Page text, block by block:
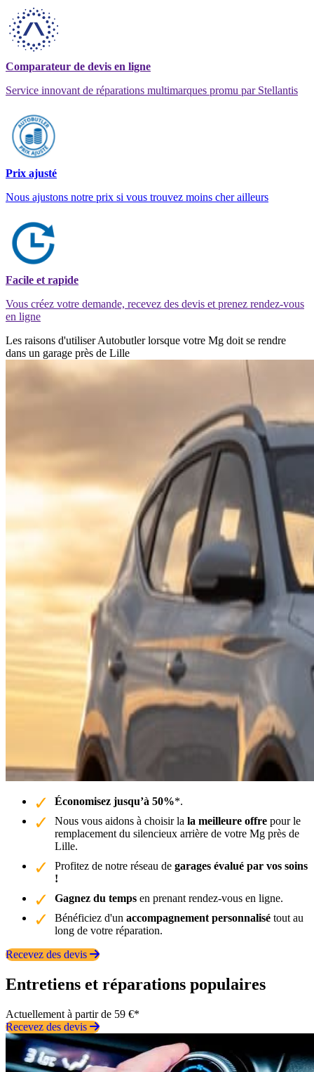
Comparateur de devis en ligne
Service innovant de réparations multimarques promu par Stellantis
Prix ajusté
Nous ajustons notre prix si vous trouvez moins cher ailleurs
Facile et rapide
Vous créez votre demande, recevez des devis et prenez rendez-vous
en ligne
Les raisons d'utiliser Autobutler lorsque votre Mg doit se rendre
dans un garage près de Lille
Économisez jusqu’à 50%*.
Nous vous aidons à choisir la la meilleure offre pour le
remplacement du silencieux arrière de votre Mg près de
Lille.
Profitez de notre réseau de garages évalué par vos soins
!
Gagnez du temps en prenant rendez-vous en ligne.
Bénéficiez d'un accompagnement personnalisé tout au
long de votre réparation.
Recevez des devis
Entretiens et réparations populaires
Actuellement à partir de 59 €*
Recevez des devis